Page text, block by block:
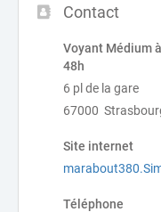
Contact
Voyant Médium
48h
6 pl de la gare
67000
Site internet
Téléphone